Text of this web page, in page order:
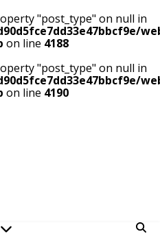
"post_type" on null in
on line 4188
"post_type" on null in
on line 4190